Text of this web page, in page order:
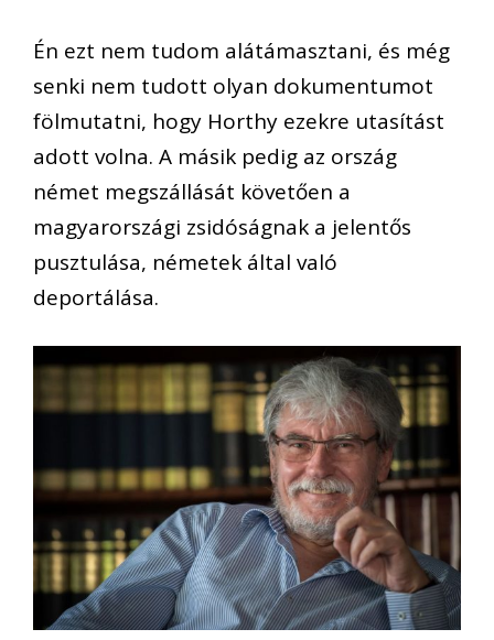
Én ezt nem tudom alátámasztani, és még
senki nem tudott olyan dokumentumot
fölmutatni, hogy Horthy ezekre utasítást
adott volna. A másik pedig az ország
német megszállását követően a
magyarországi zsidóságnak a jelentős
pusztulása, németek által való
deportálása.